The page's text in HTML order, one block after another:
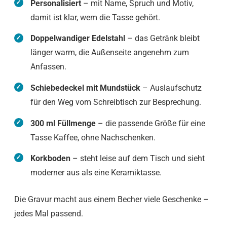
Personalisiert– mit Name, Spruch und Motiv,
damit ist klar, wem die Tasse gehört.
Doppelwandiger Edelstahl – das Getränk bleibt
länger warm, die Außenseite angenehm zum
Anfassen.
Schiebedeckel mit Mundstück– Auslaufschutz
für den Weg vom Schreibtisch zur Besprechung.
300 ml Füllmenge– die passende Größe für eine
Tasse Kaffee, ohne Nachschenken.
Korkboden– steht leise auf dem Tisch und sieht
moderner aus als eine Keramiktasse.
Die Gravur macht aus einem Becher viele Geschenke –
jedes Mal passend.